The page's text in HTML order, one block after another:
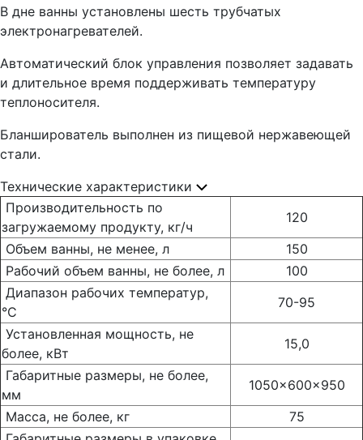
В дне ванны установлены шесть трубчатых
электронагревателей.
Автоматический блок управления позволяет задавать
и длительное время поддерживать температуру
теплоносителя.
Бланширователь выполнен из пищевой нержавеющей
стали.
Технические характеристики
Производительность по
загружаемому продукту, кг/ч
120
Объем ванны, не менее, л
150
Рабочий объем ванны, не более, л
100
Диапазон рабочих температур,
°С
70-95
Установленная мощность, не
более, кВт
15,0
Габаритные размеры, не более,
мм
1050x600x950
Масса, не более, кг
75